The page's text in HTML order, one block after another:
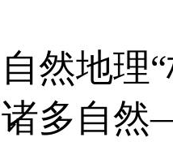
然地理
多自然